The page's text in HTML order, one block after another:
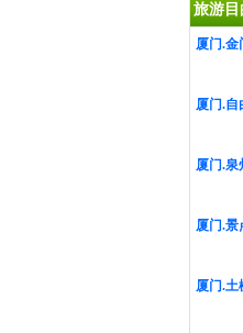
旅游目
厦门.金
厦门.自
厦门.泉
厦门.景
厦门.土